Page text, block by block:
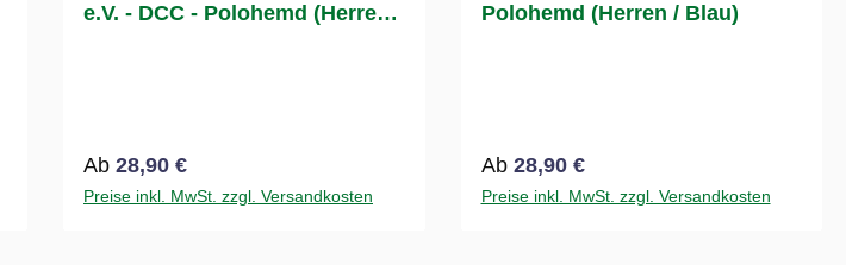
e.V. - DCC - Polohemd (Herren
Regulärer Preis:
Ab 28,90 €
Preise inkl. MwSt. zzgl. Versandkosten
Polohemd (Herren / Blau)
Regulärer Preis:
Ab 28,90 €
Preise inkl. MwSt. zzgl. Versandkosten